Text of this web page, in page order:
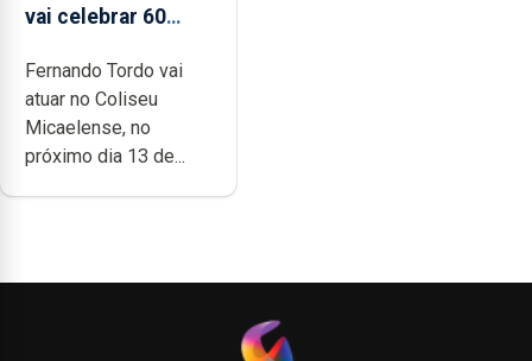
vai celebrar 60
Coliseu
Micaelense
Fernando Tordo vai
atuar no Coliseu
Micaelense, no
próximo dia 13 de...